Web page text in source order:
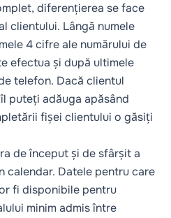
diferențierea se face
clientului. Lângă numele
4 cifre ale numărului de
efectua și după ultimele
telefon. Dacă clientul
puteți adăuga apăsând
fișei clientului o găsiți
de început și de sfârșit a
calendar. Datele pentru care
fi disponibile pentru
minim admis între